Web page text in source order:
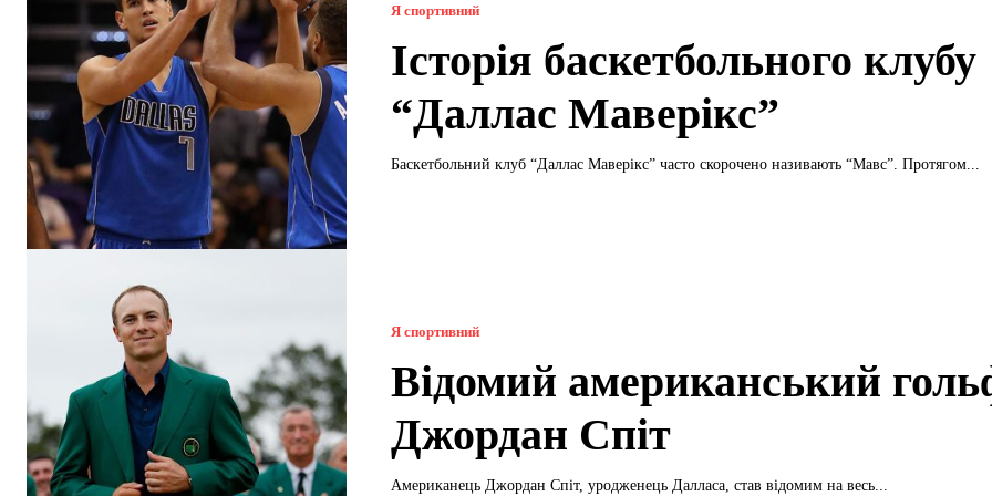
Я спортивний
Історія баскетбольного клубу
“Даллас Маверікс”
Баскетбольний клуб “Даллас Маверікс” часто скорочено називають “Мавс”. Протягом...
Я спортивний
Відомий американський
Джордан Спіт
Американець Джордан Спіт, уродженець Далласа, став відомим на весь...